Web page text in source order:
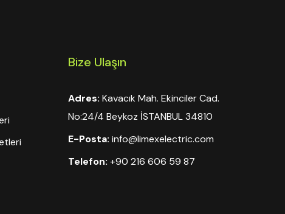
Bize Ulaşın
Adres: Kavacık Mah. Ekinciler Cad.
No:24/4 Beykoz İSTANBUL 34810
E-Posta: info@limexelectric.com
Telefon: +90 216 606 59 87